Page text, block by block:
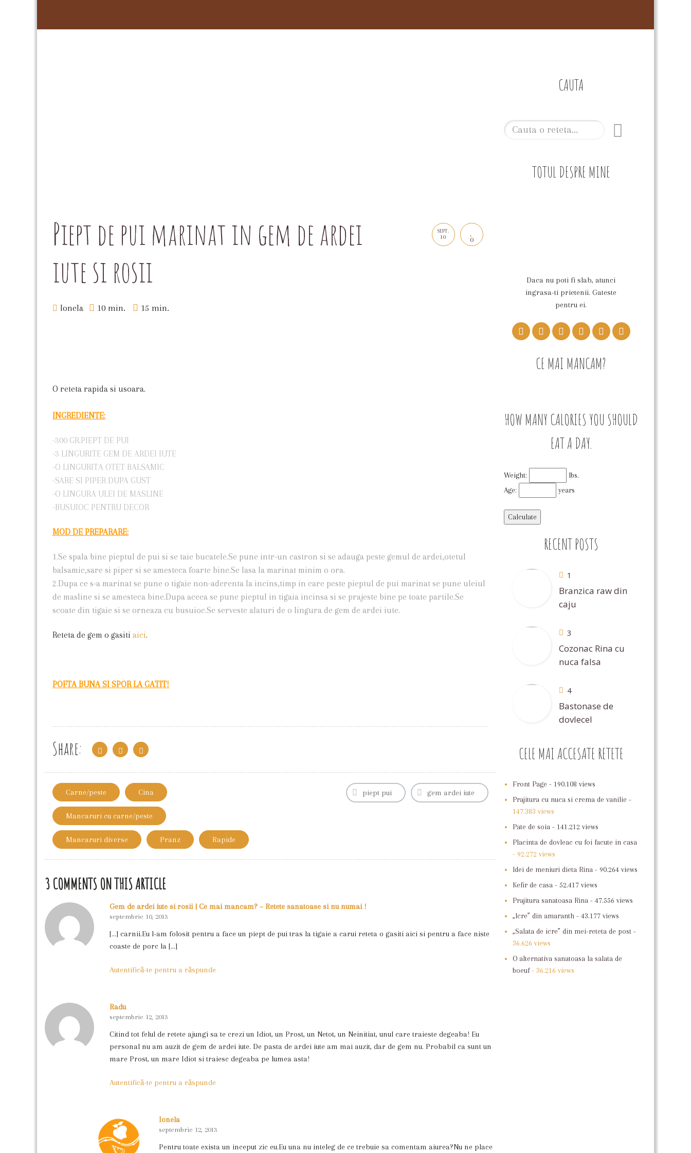
SEPT.
10 0
Piept de pui marinat in gem de ardei
iute si rosii
Ionela 10 min. 15 min.
O reteta rapida si usoara.
INGREDIENTE:
-300 GR.PIEPT DE PUI
-3 LINGURITE GEM DE ARDEI IUTE
-O LINGURITA OTET BALSAMIC
-SARE SI PIPER DUPA GUST
-O LINGURA ULEI DE MASLINE
-BUSUIOC PENTRU DECOR
MOD DE PREPARARE:
1.Se spala bine pieptul de pui si se taie bucatele.Se pune intr-un castron si se adauga peste gemul de ardei,otetul
balsamic,sare si piper si se amesteca foarte bine.Se lasa la marinat minim o ora.
2.Dupa ce s-a marinat se pune o tigaie non-aderenta la incins,timp in care peste pieptul de pui marinat se pune uleiul
de masline si se amesteca bine.Dupa aceea se pune pieptul in tigaia incinsa si se prajeste bine pe toate partile.Se
scoate din tigaie si se orneaza cu busuioc.Se serveste alaturi de o lingura de gem de ardei iute.
Reteta de gem o gasiti aici.
POFTA BUNA SI SPOR LA GATIT!
Share:
Carne/peste Cina
Mancaruri cu carne/peste
Mancaruri diverse Pranz Rapide
gem ardei iute
piept pui
3 COMMENTS ON THIS ARTICLE
Gem de ardei iute si rosii | Ce mai mancam? – Retete sanatoase si nu numai !
septembrie 10, 2013
[…] carnii.Eu l-am folosit pentru a face un piept de pui tras la tigaie a carui reteta o gasiti aici si pentru a face niste
coaste de porc la […]
Autentifică-te pentru a răspunde
Radu
septembrie 12, 2013
Citind tot felul de retete ajungi sa te crezi un Idiot, un Prost, un Netot, un Neinitiat, unul care traieste degeaba! Eu
personal nu am auzit de gem de ardei iute. De pasta de ardei iute am mai auzit, dar de gem nu. Probabil ca sunt un
mare Prost, un mare Idiot si traiesc degeaba pe lumea asta!
Autentifică-te pentru a răspunde
Ionela
septembrie 12, 2013
Pentru toate exista un inceput zic eu.Eu una nu inteleg de ce trebuie sa comentam aiurea?Nu ne place
CAUTA
TOTUL DESPRE MINE
Daca nu poti fi slab, atunci
ingrasa-ti prietenii. Gateste
pentru ei.
CE MAI MANCAM?
HOW MANY CALORIES YOU SHOULD
EAT A DAY.
Weight:
lbs.
Age:
years
RECENT POSTS
1
Branzica raw din
caju
3
Cozonac Rina cu
nuca falsa
4
Bastonase de
dovlecel
CELE MAI ACCESATE RETETE
Front Page - 190.108 views
Prajitura cu nuca si crema de vanilie -
147.383 views
Pate de soia- 141.212 views
Placinta de dovleac cu foi facute in casa
- 92.272 views
Idei de meniuri dieta Rina- 90.264 views
Kefir de casa- 52.417 views
Prajitura sanatoasa Rina- 47.556 views
„Icre” din amaranth - 43.177 views
„Salata de icre” din mei-reteta de post-
36.626 views
O alternativa sanatoasa la salata de
boeuf- 36.216 views